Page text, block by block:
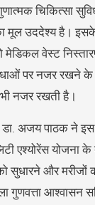
चिकित्सा
मूल उददेश्य है।
मेडिकल वेस्ट
पर नजर रखने के
नजर रखती है।
डा. अजय पाठक ने
एश्योरेंस
सुधारने और मरीजों
आश्वासन